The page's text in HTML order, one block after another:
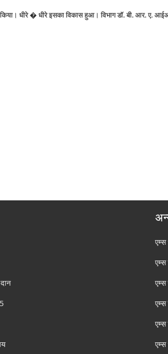
धीरे � धीरे इसका विकास हुआ। विभाग डॉ. बी. आर. ए.
एम्‍स
एम्‍स
एम्‍स